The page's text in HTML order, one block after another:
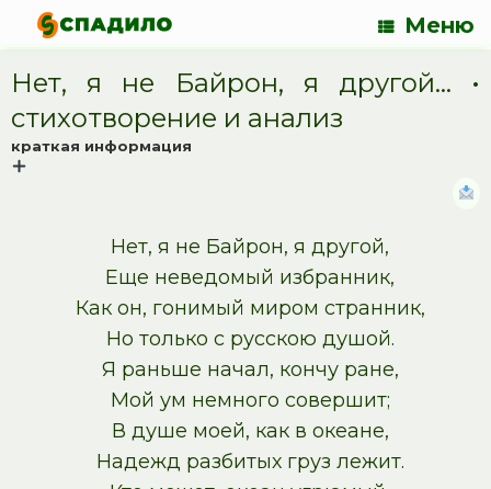
Меню
Нет, я не Байрон, я другой… •
cтихотворение и анализ
краткая информация
Нет, я не Байрон, я другой,
Еще неведомый избранник,
Как он, гонимый миром странник,
Но только с русскою душой.
Я раньше начал, кончу ране,
Мой ум немного совершит;
В душе моей, как в океане,
Надежд разбитых груз лежит.